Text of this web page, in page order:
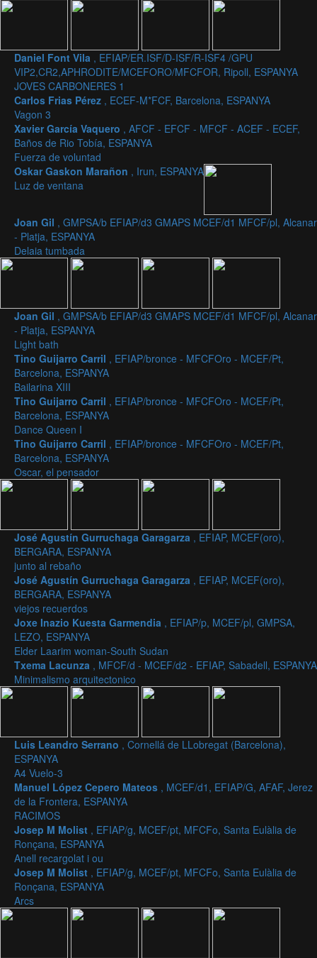
Daniel Font Vila , EFIAP/ER.ISF/D-ISF/R-ISF4 /GPU
VIP2,CR2,APHRODITE/MCEFORO/MFCFOR, Ripoll, ESPANYA
JOVES CARBONERES 1
Carlos Frias Pérez , ECEF-M*FCF, Barcelona, ESPANYA
Vagon 3
Xavier García Vaquero , AFCF - EFCF - MFCF - ACEF - ECEF,
Baños de Rio Tobía, ESPANYA
Fuerza de voluntad
Oskar Gaskon Marañon , Irun, ESPANYA
Luz de ventana
Joan Gil , GMPSA/b EFIAP/d3 GMAPS MCEF/d1 MFCF/pl, Alcanar
- Platja, ESPANYA
Delaia tumbada
Joan Gil , GMPSA/b EFIAP/d3 GMAPS MCEF/d1 MFCF/pl, Alcanar
- Platja, ESPANYA
Light bath
Tino Guijarro Carril , EFIAP/bronce - MFCFOro - MCEF/Pt,
Barcelona, ESPANYA
Bailarina XIII
Tino Guijarro Carril , EFIAP/bronce - MFCFOro - MCEF/Pt,
Barcelona, ESPANYA
Dance Queen I
Tino Guijarro Carril , EFIAP/bronce - MFCFOro - MCEF/Pt,
Barcelona, ESPANYA
Oscar, el pensador
José Agustín Gurruchaga Garagarza , EFIAP, MCEF(oro),
BERGARA, ESPANYA
junto al rebaño
José Agustín Gurruchaga Garagarza , EFIAP, MCEF(oro),
BERGARA, ESPANYA
viejos recuerdos
Joxe Inazio Kuesta Garmendia , EFIAP/p, MCEF/pl, GMPSA,
LEZO, ESPANYA
Elder Laarim woman-South Sudan
Txema Lacunza , MFCF/d - MCEF/d2 - EFIAP, Sabadell, ESPANYA
Minimalismo arquitectonico
Luis Leandro Serrano , Cornellá de LLobregat (Barcelona),
ESPANYA
A4 Vuelo-3
Manuel López Cepero Mateos , MCEF/d1, EFIAP/G, AFAF, Jerez
de la Frontera, ESPANYA
RACIMOS
Josep M Molist , EFIAP/g, MCEF/pt, MFCFo, Santa Eulàlia de
Ronçana, ESPANYA
Anell recargolat i ou
Josep M Molist , EFIAP/g, MCEF/pt, MFCFo, Santa Eulàlia de
Ronçana, ESPANYA
Arcs